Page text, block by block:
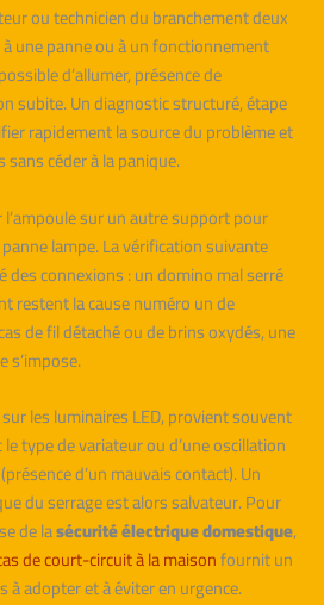
ou technicien du branchement deux
une panne ou à un fonctionnement
d’allumer, présence de
subite. Un diagnostic structuré, étape
rapidement la source du problème et
céder à la panique.
sur un autre support pour
lampe. La vérification suivante
des connexions : un domino mal serré
restent la cause numéro un de
de fil détaché ou de brins oxydés, une
s’impose.
les luminaires LED, provient souvent
type de variateur ou d’une oscillation
d’un mauvais contact). Un
du serrage est alors salvateur. Pour
de lasécurité électrique domestique,
de court-circuit à la maisonfournit un
à adopter et à éviter en urgence.